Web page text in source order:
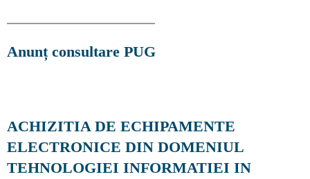
Anunț consultare PUG
ACHIZITIA DE ECHIPAMENTE
ELECTRONICE DIN DOMENIUL
TEHNOLOGIEI INFORMATIEI IN